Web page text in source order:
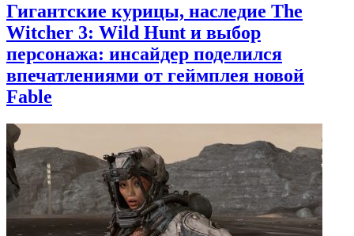
Гигантские курицы, наследие The
Witcher 3: Wild Hunt и выбор
персонажа: инсайдер поделился
впечатлениями от геймплея новой
Fable